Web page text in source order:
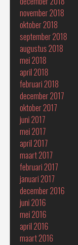
november 2018
oktober 2018
september 2018
augustus 2018
mei 2018
april 2018
februari 2018
december 2017
oktober 2017
juni 2017
mei 2017
april 2017
maart 2017
februari 2017
januari 2017
december 2016
juni 2016
mei 2016
april 2016
maart 2016